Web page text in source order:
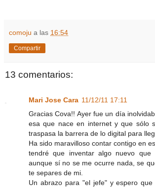
comoju a las 16:54
Compartir
13 comentarios:
Mari Jose Cara 11/12/11 17:11
Gracias Cova!! Ayer fue un día
esa que nace en internet y que sólo
traspasa la barrera de lo digital para
Ha sido maravilloso contar contigo en
tendré que inventar algo nuevo que
aunque sí no se me ocurre nada, se
te separes de mi.
Un abrazo para "el jefe" y espero que